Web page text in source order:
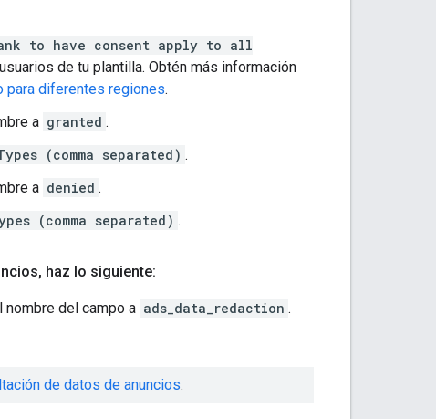
to have consent apply to all
de tu plantilla. Obtén más información
para diferentes regiones.
a granted .
(comma separated) .
a denied .
(comma separated) .
, haz lo siguiente:
nombre del campo a ads_data_redaction .
de datos de anuncios.